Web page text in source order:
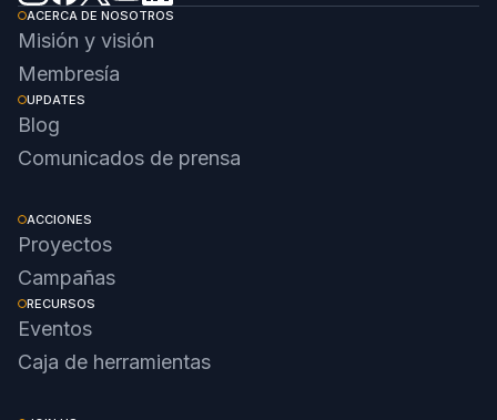
ACERCA DE NOSOTROS
Misión y visión
Membresía
UPDATES
Blog
Comunicados de prensa
ACCIONES
Proyectos
Campañas
RECURSOS
Eventos
Caja de herramientas